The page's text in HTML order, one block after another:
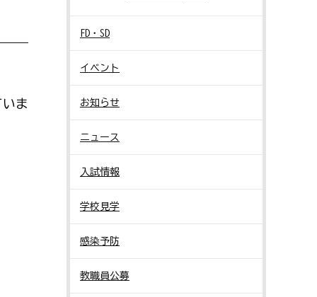
ま
FD・SD
イベント
お知らせ
ニュース
入試情報
学校見学
感染予防
教職員公募